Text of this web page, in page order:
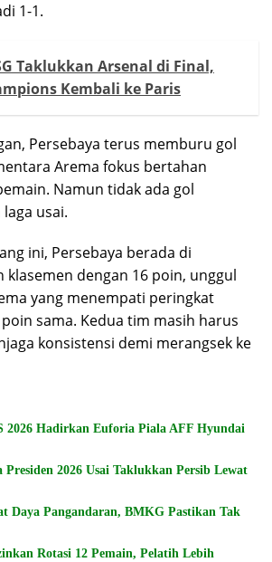
1-1.
Taklukkan Arsenal di Final,
Kembali ke Paris
Persebaya terus memburu gol
Arema fokus bertahan
Namun tidak ada gol
usai.
ini, Persebaya berada di
klasemen dengan 16 poin, unggul
yang menempati peringkat
sama. Kedua tim masih harus
konsistensi demi merangsek ke
2026 Hadirkan Euforia Piala AFF Hyundai
Presiden 2026 Usai Taklukkan Persib Lewat
Daya Pangandaran, BMKG Pastikan Tak
Rotasi 12 Pemain, Pelatih Lebih